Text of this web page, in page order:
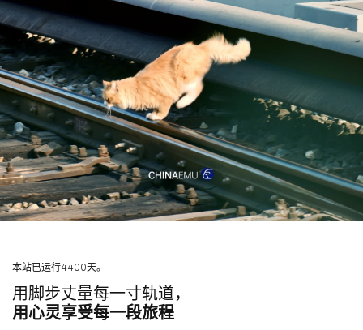
本站已运行4400天。
用脚步丈量每一寸轨道，
用心灵享受每一段旅程